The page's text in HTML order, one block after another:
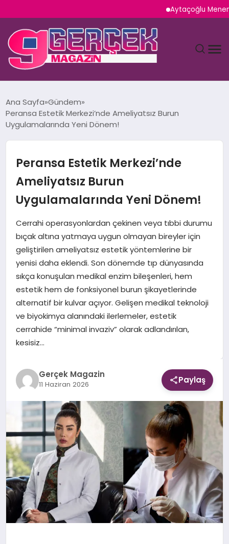
Aytaçoğlu Menemen:
YAŞAM
SAĞLIK
SIYASET
EKONOMI
DÜNYA
Ana Sayfa Gündem
Peransa Estetik Merkezi’nde Ameliyatsız Burun
Uygulamalarında Yeni Dönem!
Peransa Estetik Merkezi’nde
Ameliyatsız Burun
Uygulamalarında Yeni Dönem!
Cerrahi operasyonlardan çekinen veya tıbbi durumu
bıçak altına yatmaya uygun olmayan bireyler için
geliştirilen ameliyatsız estetik yöntemlerine bir
yenisi daha eklendi. Son dönemde tıp dünyasında
sıkça konuşulan medikal enzim bileşenleri, hem
estetik hem de fonksiyonel burun şikayetlerinde
alternatif bir kulvar açıyor. Gelişen medikal teknoloji
ve biyokimya alanındaki ilerlemeler, estetik
cerrahide “minimal invaziv” olarak adlandırılan,
kesisiz…
Gerçek Magazin
11 Haziran 2026 Paylaş